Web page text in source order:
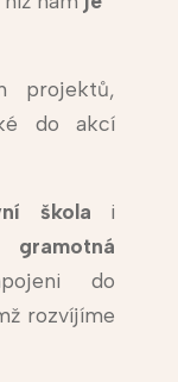
projektů,
do akcí
škola i
do
rozvíjíme